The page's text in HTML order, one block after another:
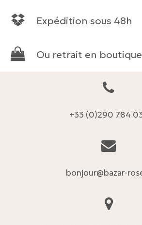
Expédition sous 48h
Ou retrait en boutique
+33 (0)290 784
bonjour@bazar-